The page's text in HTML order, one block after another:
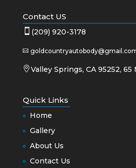
Contact US
 (209) 920-3178

 Valley Springs, CA 95252, 65
Quick Links
Home
Gallery
About Us
Contact Us